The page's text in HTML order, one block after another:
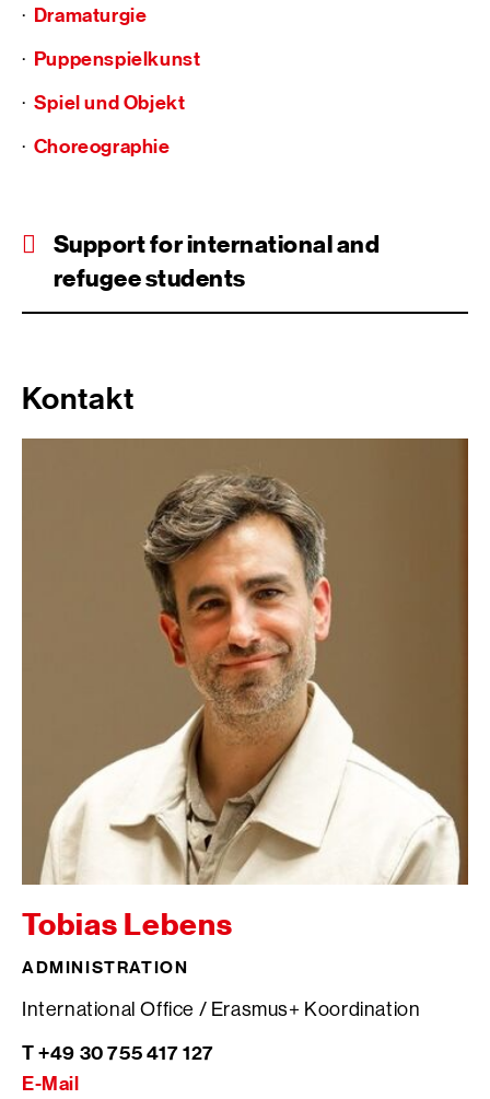
· Dramaturgie
· Puppenspielkunst
· Spiel und Objekt
· Choreographie
Support for international and
refugee students
Kontakt
Tobias Lebens
ADMINISTRATION
International Office / Erasmus+ Koordination
T +49 30 755 417 127
E-Mail